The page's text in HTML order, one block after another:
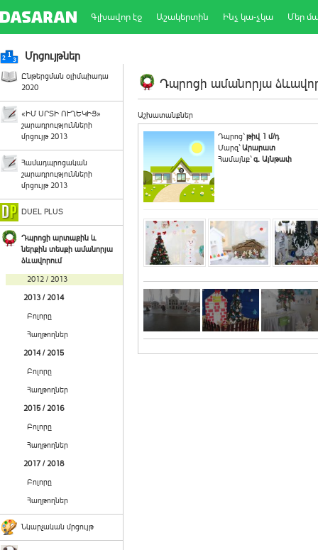
Գլխավոր էջ Աշակերտին Ինչ կա-չկա Մեր
Մրցույթներ
Ընթերցման օլիմպիադա
2020
«ԻՄ ՍՐՏԻ ՈՒՂԵԿԻՑ»
շարադրությունների
մրցույթ 2013
Համադպրոցական
շարադրությունների
մրցույթ 2013
DUEL PLUS
Դպրոցի արտաքին և
ներքին տեսքի ամանորյա
ձևավորում
2012 / 2013
2013 / 2014
Բոլորը
Հաղթողներ
2014 / 2015
Բոլորը
Հաղթողներ
2015 / 2016
Բոլորը
Հաղթողներ
2017 / 2018
Բոլորը
Հաղթողներ
Նկարչական մրցույթ
Դպրոցի ամանորյա
Աշխատանքներ
Դպրոց`թիվ 1 մ/դ
Մարզ`Արարատ
Համայնք`գ. Այնթափ